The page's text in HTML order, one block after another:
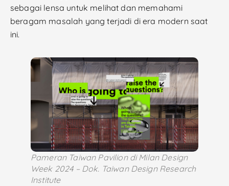
sebagai lensa untuk melihat dan memahami
beragam masalah yang terjadi di era modern saat
ini.
Pameran Taiwan Pavilion di Milan Design
Week 2024 – Dok. Taiwan Design Research
Institute